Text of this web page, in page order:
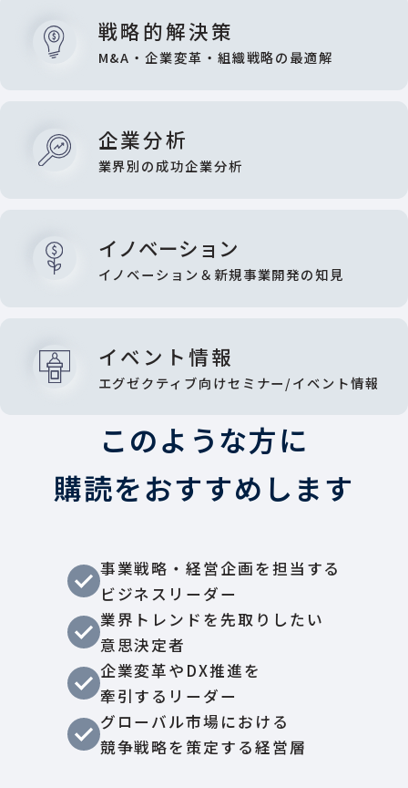
戦略的解決策
M&A・企業変革・組織戦略の最適解
企業分析
業界別の成功企業分析
イノベーション
イノベーション＆新規事業開発の知見
イベント情報
エグゼクティブ向けセミナー/イベント情報
このような方に
購読をおすすめします
事業戦略・経営企画を担当する
ビジネスリーダー
業界トレンドを先取りしたい
意思決定者
企業変革やDX推進を
牽引するリーダー
グローバル市場における
競争戦略を策定する経営層